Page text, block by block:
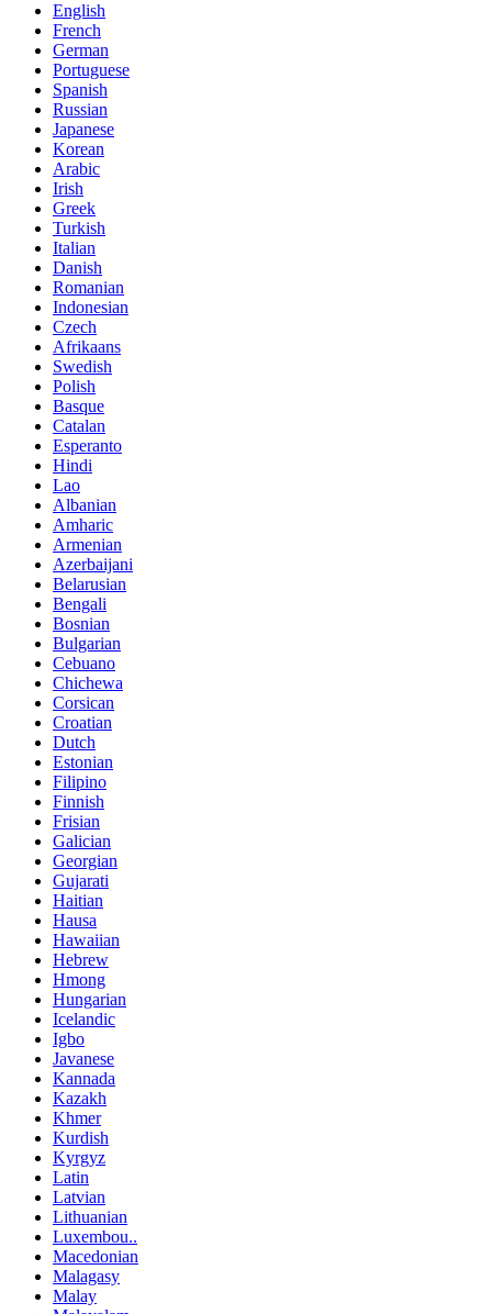
English
French
German
Portuguese
Spanish
Russian
Japanese
Korean
Arabic
Irish
Greek
Turkish
Italian
Danish
Romanian
Indonesian
Czech
Afrikaans
Swedish
Polish
Basque
Catalan
Esperanto
Hindi
Lao
Albanian
Amharic
Armenian
Azerbaijani
Belarusian
Bengali
Bosnian
Bulgarian
Cebuano
Chichewa
Corsican
Croatian
Dutch
Estonian
Filipino
Finnish
Frisian
Galician
Georgian
Gujarati
Haitian
Hausa
Hawaiian
Hebrew
Hmong
Hungarian
Icelandic
Igbo
Javanese
Kannada
Kazakh
Khmer
Kurdish
Kyrgyz
Latin
Latvian
Lithuanian
Luxembou..
Macedonian
Malagasy
Malay